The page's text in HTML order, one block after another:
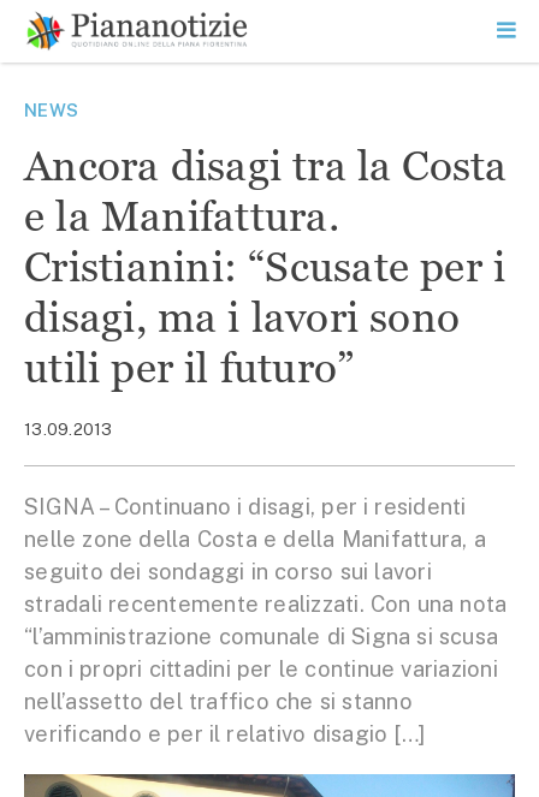
contenuto
SEARCH
NEWS
Ancora disagi tra la Costa
e la Manifattura.
Cristianini: “Scusate per i
disagi, ma i lavori sono
utili per il futuro”
13.09.2013
SIGNA – Continuano i disagi, per i residenti
nelle zone della Costa e della Manifattura, a
seguito dei sondaggi in corso sui lavori
stradali recentemente realizzati. Con una nota
“l’amministrazione comunale di Signa si scusa
con i propri cittadini per le continue variazioni
nell’assetto del traffico che si stanno
verificando e per il relativo disagio […]